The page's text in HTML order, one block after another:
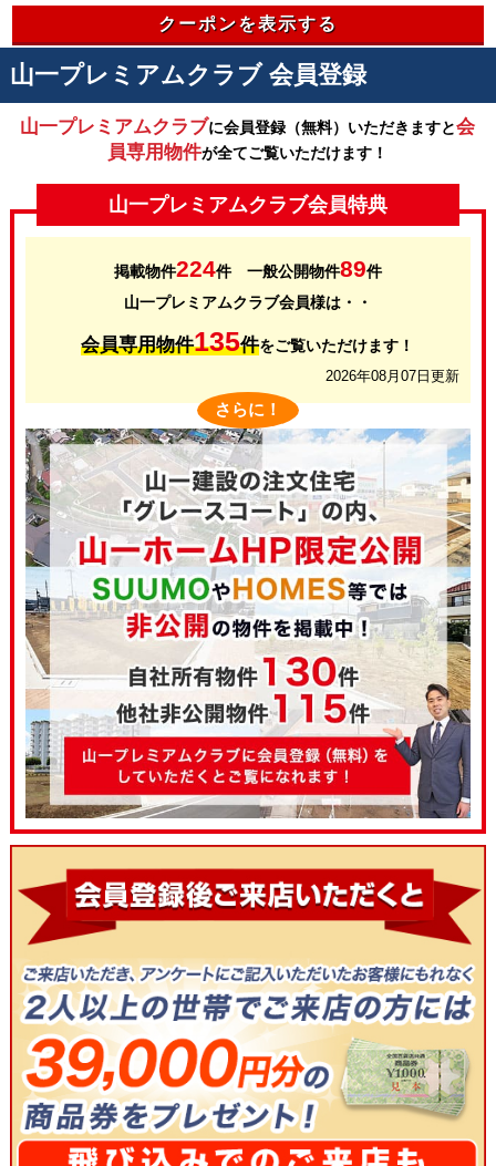
クーポンを表示する
山一プレミアムクラブ 会員登録
山一プレミアムクラブに会員登録（無料）いただきますと会
員専用物件が全てご覧いただけます！
山一プレミアムクラブ会員特典
掲載物件224件 一般公開物件89件
山一プレミアムクラブ会員様は・・
会員専用物件135件をご覧いただけます！
2026年08月07日更新
さらに！